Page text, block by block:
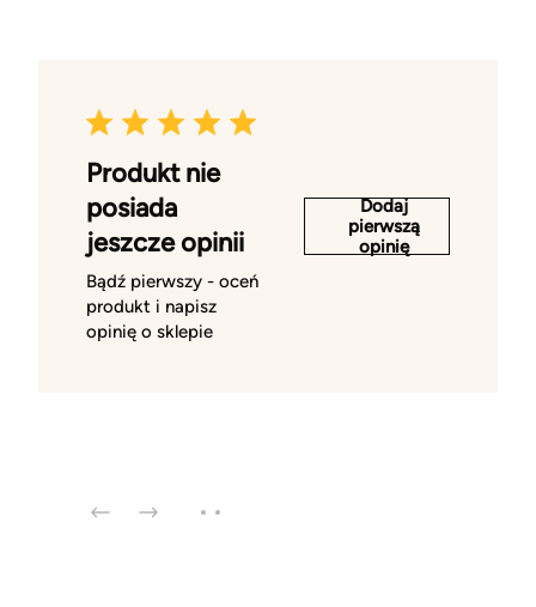
Produkt nie
posiada
jeszcze opinii
Bądź pierwszy - oceń
produkt i napisz
opinię o sklepie
Dodaj
pierwszą
opinię